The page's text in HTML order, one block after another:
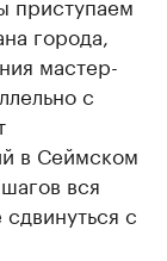
города,
мастер-
с
в Сеймском
вся
с